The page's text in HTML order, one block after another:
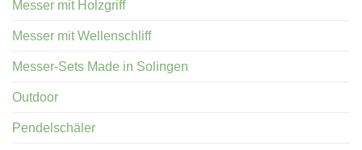
Messer mit Holzgriff
Messer mit Wellenschliff
Messer-Sets Made in Solingen
Outdoor
Pendelschäler